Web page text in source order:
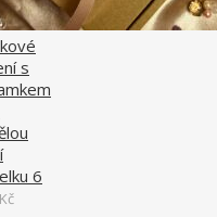
s
6
Kč